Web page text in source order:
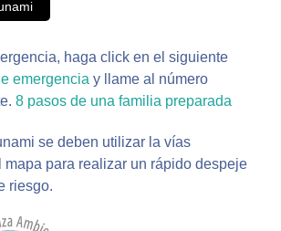
haga click en el siguiente
emergencia y llame al número
8 pasos de una familia preparada
se deben utilizar la vías
mapa para realizar un rápido despeje
riesgo.